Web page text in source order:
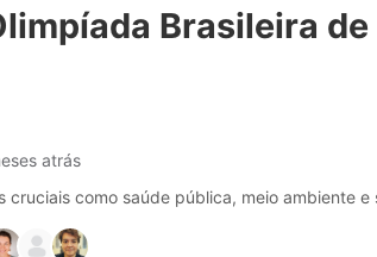
Brasileira
atrás
cruciais como saúde pública, meio ambiente